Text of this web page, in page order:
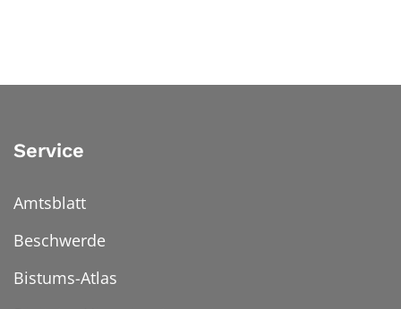
Service
Amtsblatt
Beschwerde
Bistums-Atlas